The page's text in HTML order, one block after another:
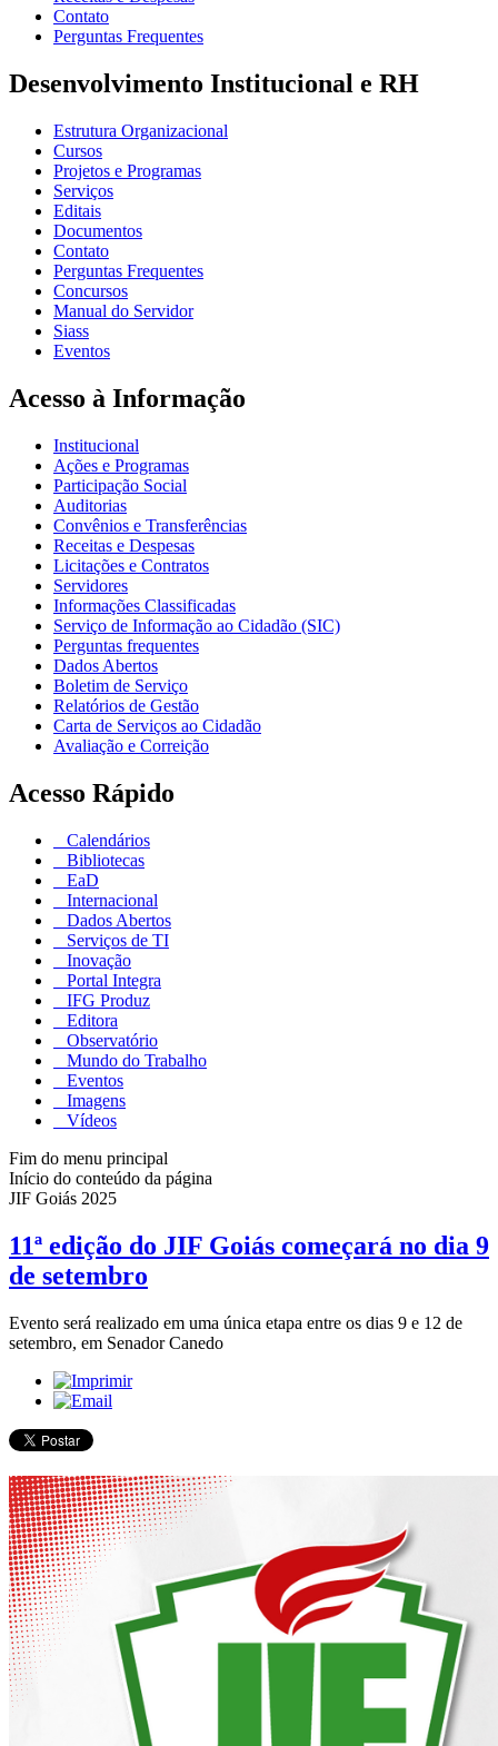
Contato
Perguntas Frequentes
Desenvolvimento Institucional e RH
Estrutura Organizacional
Cursos
Projetos e Programas
Serviços
Editais
Documentos
Contato
Perguntas Frequentes
Concursos
Manual do Servidor
Siass
Eventos
Acesso à Informação
Institucional
Ações e Programas
Participação Social
Auditorias
Convênios e Transferências
Receitas e Despesas
Licitações e Contratos
Servidores
Informações Classificadas
Serviço de Informação ao Cidadão (SIC)
Perguntas frequentes
Dados Abertos
Boletim de Serviço
Relatórios de Gestão
Carta de Serviços ao Cidadão
Avaliação e Correição
Acesso Rápido
Calendários
Bibliotecas
EaD
Internacional
Dados Abertos
Serviços de TI
Inovação
Portal Integra
IFG Produz
Editora
Observatório
Mundo do Trabalho
Eventos
Imagens
Vídeos
Fim do menu principal
Início do conteúdo da página
JIF Goiás 2025
11ª edição do JIF Goiás começará no dia 9
de setembro
Evento será realizado em uma única etapa entre os dias 9 e 12 de
setembro, em Senador Canedo